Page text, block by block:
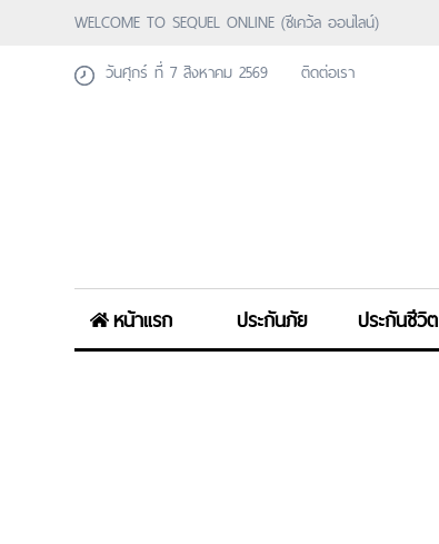
WELCOME TO SEQUEL ONLINE (ซีเคว้ล ออนไลน์)
วันศุกร์ ที่ 7 สิงหาคม 2569
ติดต่อเรา
หน้าแรก ประกันภัย ประกันชีวิต